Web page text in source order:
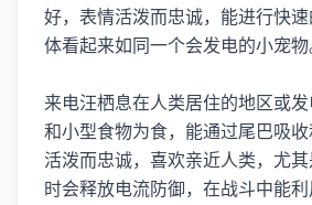
好，表情活泼而忠诚，能进行快
体看起来如同一个会发电的小宠物
来电汪栖息在人类居住的地区或
和小型食物为食，能通过尾巴吸
活泼而忠诚，喜欢亲近人类，尤
时会释放电流防御，在战斗中能